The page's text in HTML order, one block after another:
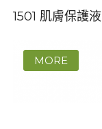
1501 肌膚保護液